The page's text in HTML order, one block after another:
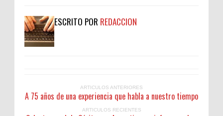
ESCRITO POR REDACCION
ARTICULOS ANTERIORES
A 75 años de una experiencia que habla a nuestro tiempo
ARTICULOS RECIENTES